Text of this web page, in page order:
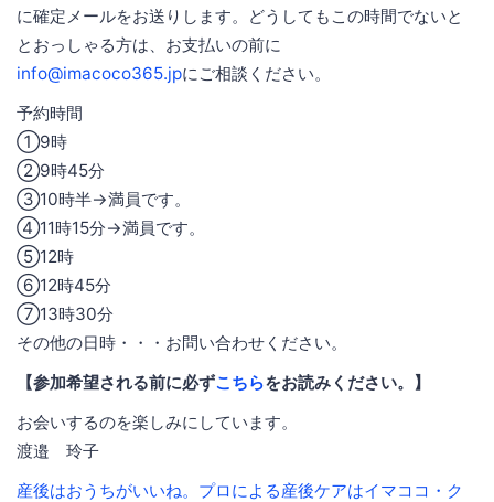
に確定メールをお送りします。どうしてもこの時間でないと
とおっしゃる方は、お支払いの前に
info@imacoco365.jpにご相談ください。
予約時間
①9時
②9時45分
③10時半→満員です。
④11時15分→満員です。
⑤12時
⑥12時45分
⑦13時30分
その他の日時・・・お問い合わせください。
【参加希望される前に必ずこちらをお読みください。】
お会いするのを楽しみにしています。
渡邉 玲子
産後はおうちがいいね。プロによる産後ケアはイマココ・ク